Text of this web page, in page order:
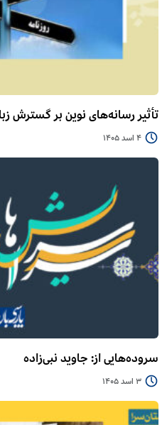
تأثیر رسانه‌های نوین بر گسترش
4 اسد 1405
سروده‌هایی از: جاوید نبی‌زاده
3 اسد 1405